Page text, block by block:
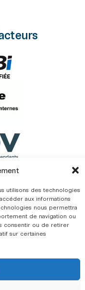
utilisons des technologies
aux informations
nous permettra
de navigation ou
consentir ou de retirer
sur certaines